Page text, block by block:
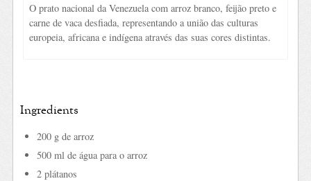
O prato nacional da Venezuela com arroz branco, feijão preto e
carne de vaca desfiada, representando a união das culturas
europeia, africana e indígena através das suas cores distintas.
Ingredients
200 g de arroz
500 ml de água para o arroz
2 plátanos